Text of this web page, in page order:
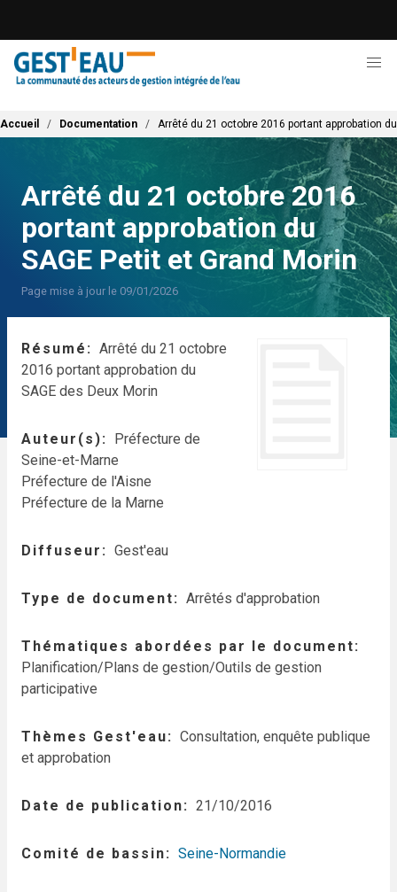
contenu
principal
Fil d'Ariane
Accueil Documentation Arrêté du 21 octobre 2016 portant approbation
Arrêté du 21 octobre 2016
portant approbation du
SAGE Petit et Grand Morin
Page mise à jour le 09/01/2026
Résumé
Arrêté du 21 octobre
2016 portant approbation du
SAGE des Deux Morin
Auteur(s)
Préfecture de
Seine-et-Marne
Préfecture de l'Aisne
Préfecture de la Marne
Diffuseur Gest'eau
Type de document Arrêtés d'approbation
Thématiques abordées par le document
Planification/Plans de gestion/Outils de gestion
participative
Thèmes Gest'eau
Consultation, enquête publique
et approbation
Date de publication 21/10/2016
Comité de bassin Seine-Normandie